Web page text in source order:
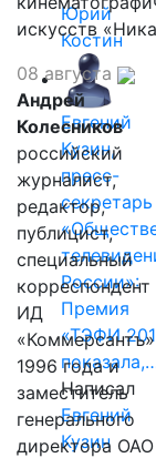
Юрий
Костин
Евгений
Кузин,
пресс-
секретарь
России»:
Премия
«ТЭФИ
Написал
Евгений
Кузин
искусств
08 августа
Андрей
Колесников
российский
журналист,
редактор,
публицист,
специальный
корреспондент
ИД
1996 года и
заместитель
генерального
директора ОАО